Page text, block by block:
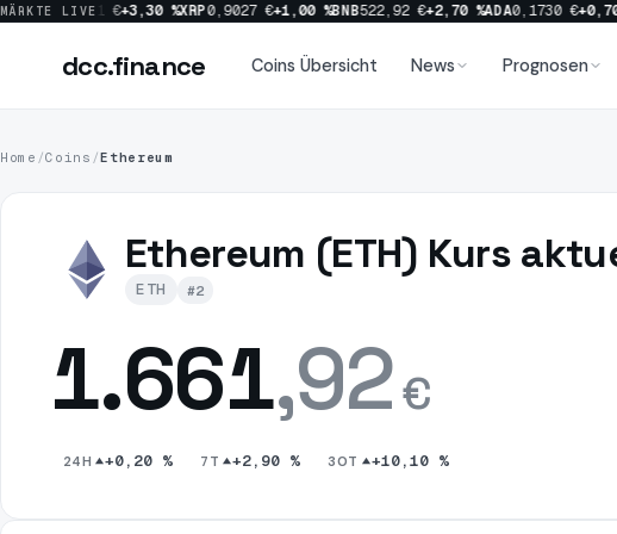
MÄRKTE LIVE
SOL66,01 € +3,30 %XRP0,9027 €+1,00 %BNB522,92 €+2,70 %ADA0,1730 €+0,70 %
dcc.finance Coins Übersicht News Prognosen
Home /Coins /Ethereum
Ethereum (ETH) Kurs
ETH #2
1.661,92€
24H +0,20 % 7T +2,90 % 30T +10,10 %
dcc.finance
News
Prognosen